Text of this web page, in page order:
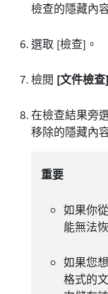
檢查的隱藏內
選取 [檢查] 。
檢閱 [文件檢查]
在檢查結果旁
移除的隱藏內
重要
如果你
能無法
如果您
格式的